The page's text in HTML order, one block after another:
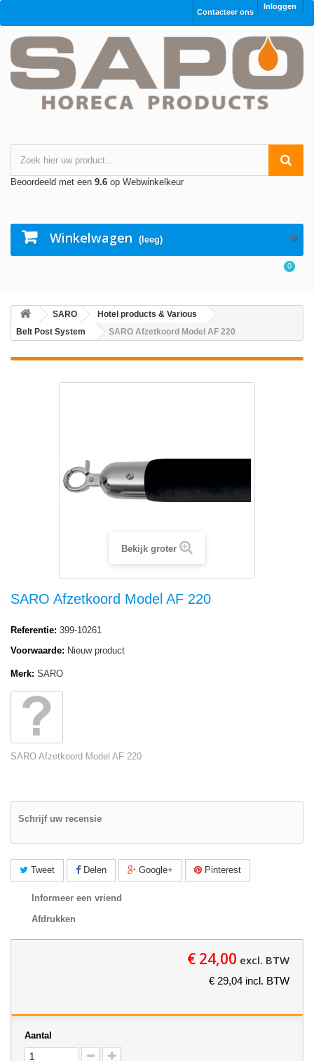
Inloggen
Contacteer ons
Beoordeeld met een 9.6 op Webwinkelkeur
Winkelwagen (leeg)
0
SARO
Hotel products & Various
Belt Post System
SARO Afzetkoord Model AF 220
Bekijk groter
SARO Afzetkoord Model AF 220
Referentie: 399-10261
Voorwaarde: Nieuw product
Merk: SARO
SARO Afzetkoord Model AF 220
Schrijf uw recensie
Tweet Delen Google+ Pinterest
Informeer een vriend
Afdrukken
€ 24,00 excl. BTW
€ 29,04 incl. BTW
Aantal